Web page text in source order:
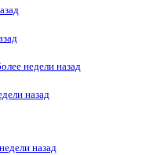
недели назад
назад
назад